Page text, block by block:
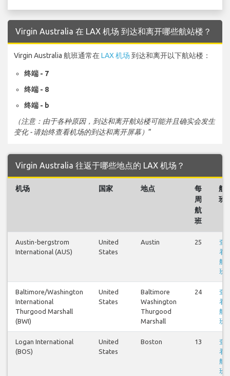
Virgin Australia 在 LAX 机场 到达和离开哪些航站楼？
Virgin Australia 航班通常在LAX 机场 到达和离开以下航站楼：
终端 - 7
终端 - 8
终端 - b
（注意：由于各种原因，到达和离开航站楼可能并且确实会发生
变化 - 请始终查看机场的到达和离开屏幕） ”
Virgin Australia 往返于哪些地点的 LAX 机场？
机场 国家 地点
每
周
航
班
航
班
Austin-bergstrom
International (AUS)
United
States
Austin 25
查
看
航
班
Baltimore/Washington
International
Thurgood Marshall
(BWI)
United
States
Baltimore
Washington
Thurgood
Marshall
24
查
看
航
班
Logan International
(BOS)
United
States
Boston 13
查
看
航
班